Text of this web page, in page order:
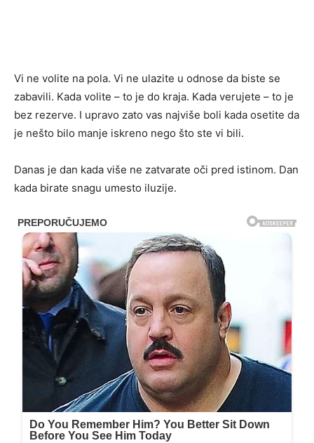
Vi ne volite na pola. Vi ne ulazite u odnose da biste se
zabavili. Kada volite – to je do kraja. Kada verujete – to je
bez rezerve. I upravo zato vas najviše boli kada osetite da
je nešto bilo manje iskreno nego što ste vi bili.
Danas je dan kada više ne zatvarate oči pred istinom. Dan
kada birate snagu umesto iluzije.